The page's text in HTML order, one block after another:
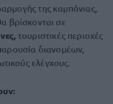
της καμπάνιας,
βρίσκονται σε
τουριστικές περιοχές
διανομέων,
ελέγχους.